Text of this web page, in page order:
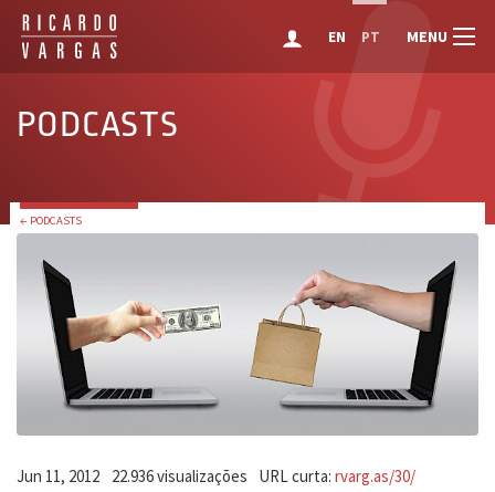
EN PT MENU
PODCASTS
← PODCASTS
Jun 11, 2012 22.936 visualizações URL curta:rvarg.as/30/